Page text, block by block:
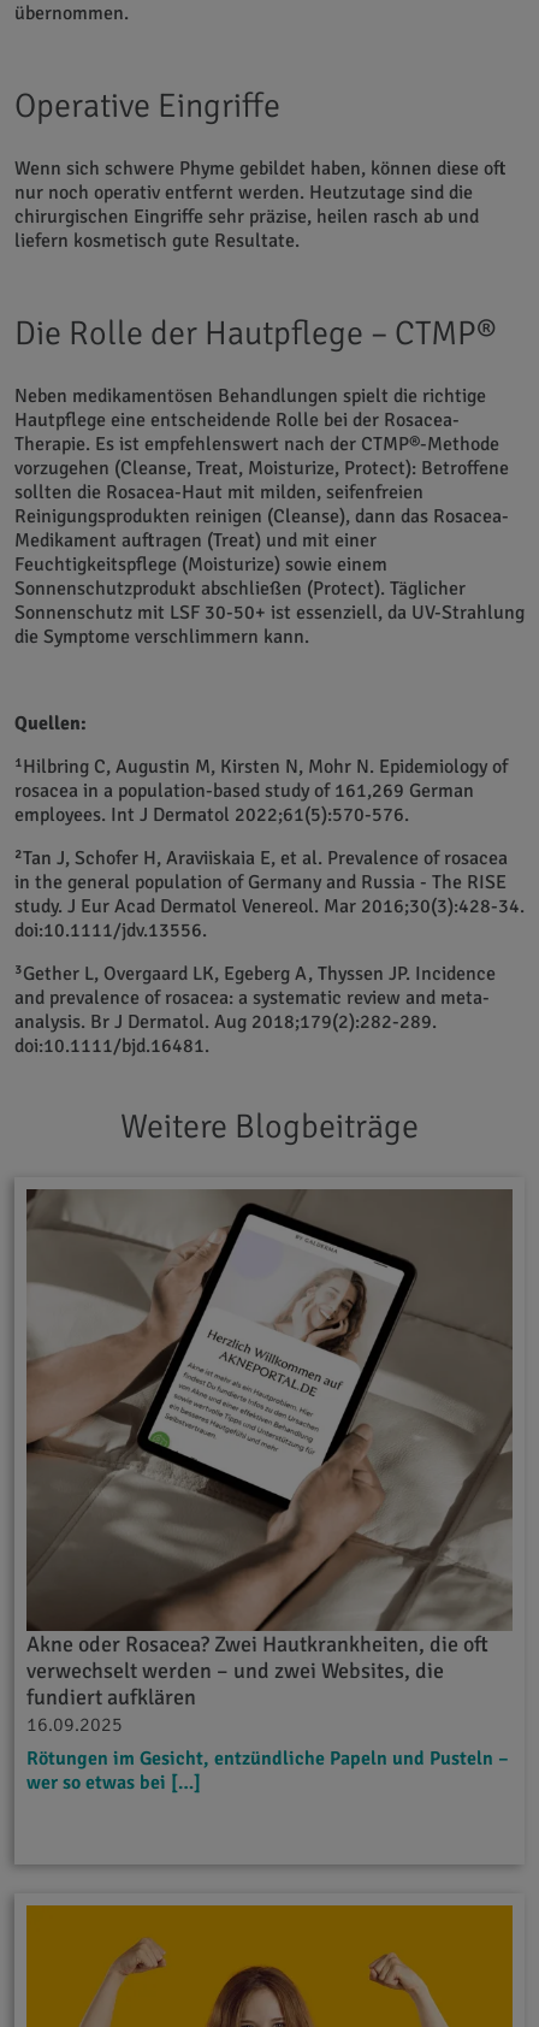
übernommen.
Operative Eingriffe
Wenn sich schwere Phyme gebildet haben, können diese oft
nur noch operativ entfernt werden. Heutzutage sind die
chirurgischen Eingriffe sehr präzise, heilen rasch ab und
liefern kosmetisch gute Resultate.
Die Rolle der Hautpflege – CTMP®
Neben medikamentösen Behandlungen spielt die richtige
Hautpflege eine entscheidende Rolle bei der Rosacea-
Therapie. Es ist empfehlenswert nach der CTMP®-Methode
vorzugehen (Cleanse, Treat, Moisturize, Protect): Betroffene
sollten die Rosacea-Haut mit milden, seifenfreien
Reinigungsprodukten reinigen (Cleanse), dann das Rosacea-
Medikament auftragen (Treat) und mit einer
Feuchtigkeitspflege (Moisturize) sowie einem
Sonnenschutzprodukt abschließen (Protect). Täglicher
Sonnenschutz mit LSF 30-50+ ist essenziell, da UV-Strahlung
die Symptome verschlimmern kann.
Quellen:
¹Hilbring C, Augustin M, Kirsten N, Mohr N. Epidemiology of
rosacea in a population-based study of 161,269 German
employees. Int J Dermatol 2022;61(5):570-576.
²Tan J, Schofer H, Araviiskaia E, et al. Prevalence of rosacea
in the general population of Germany and Russia - The RISE
study. J Eur Acad Dermatol Venereol. Mar 2016;30(3):428-34.
doi:10.1111/jdv.13556.
³Gether L, Overgaard LK, Egeberg A, Thyssen JP. Incidence
and prevalence of rosacea: a systematic review and meta-
analysis. Br J Dermatol. Aug 2018;179(2):282-289.
doi:10.1111/bjd.16481.
Weitere Blogbeiträge
Akne oder Rosacea? Zwei Hautkrankheiten, die oft
verwechselt werden – und zwei Websites, die
fundiert aufklären
16.09.2025
Rötungen im Gesicht, entzündliche Papeln und Pusteln –
wer so etwas bei […]